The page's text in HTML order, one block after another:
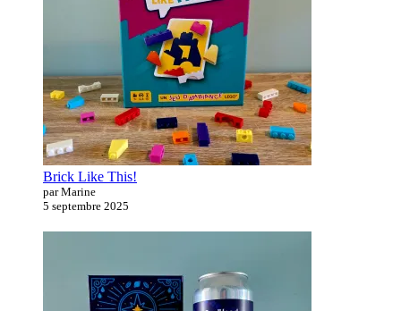
Brick Like This!
par Marine
5 septembre 2025